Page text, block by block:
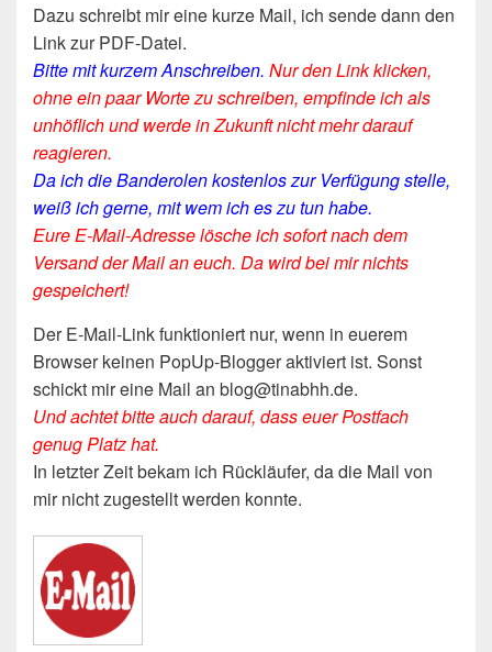
Dazu schreibt mir eine kurze Mail, ich sende dann den
Link zur PDF-Datei.
Bitte mit kurzem Anschreiben. Nur den Link klicken,
ohne ein paar Worte zu schreiben, empfinde ich als
unhöflich und werde in Zukunft nicht mehr darauf
reagieren.
Da ich die Banderolen kostenlos zur Verfügung stelle,
weiß ich gerne, mit wem ich es zu tun habe.
Eure E-Mail-Adresse lösche ich sofort nach dem
Versand der Mail an euch. Da wird bei mir nichts
gespeichert!
Der E-Mail-Link funktioniert nur, wenn in euerem
Browser keinen PopUp-Blogger aktiviert ist. Sonst
schickt mir eine Mail an blog@tinabhh.de.
Und achtet bitte auch darauf, dass euer Postfach
genug Platz hat.
In letzter Zeit bekam ich Rückläufer, da die Mail von
mir nicht zugestellt werden konnte.